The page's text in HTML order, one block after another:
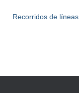
Recorridos de líneas